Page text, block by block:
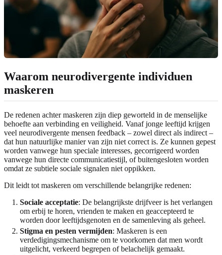
Waarom neurodivergente individuen
maskeren
De redenen achter maskeren zijn diep geworteld in de menselijke
behoefte aan verbinding en veiligheid. Vanaf jonge leeftijd krijgen
veel neurodivergente mensen feedback – zowel direct als indirect –
dat hun natuurlijke manier van zijn niet correct is. Ze kunnen gepest
worden vanwege hun speciale interesses, gecorrigeerd worden
vanwege hun directe communicatiestijl, of buitengesloten worden
omdat ze subtiele sociale signalen niet oppikken.
Dit leidt tot maskeren om verschillende belangrijke redenen:
Sociale acceptatie: De belangrijkste drijfveer is het verlangen
om erbij te horen, vrienden te maken en geaccepteerd te
worden door leeftijdsgenoten en de samenleving als geheel.
Stigma en pesten vermijden: Maskeren is een
verdedigingsmechanisme om te voorkomen dat men wordt
uitgelicht, verkeerd begrepen of belachelijk gemaakt.